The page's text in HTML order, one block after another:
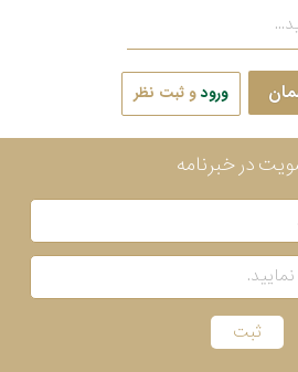
ورودو ثبت نظر
در خبرنامه